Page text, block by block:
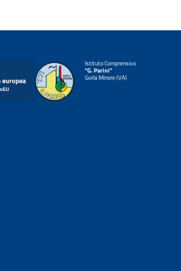
Istituto Comprensivo
"G. Parini"
Gorla Minore (VA)